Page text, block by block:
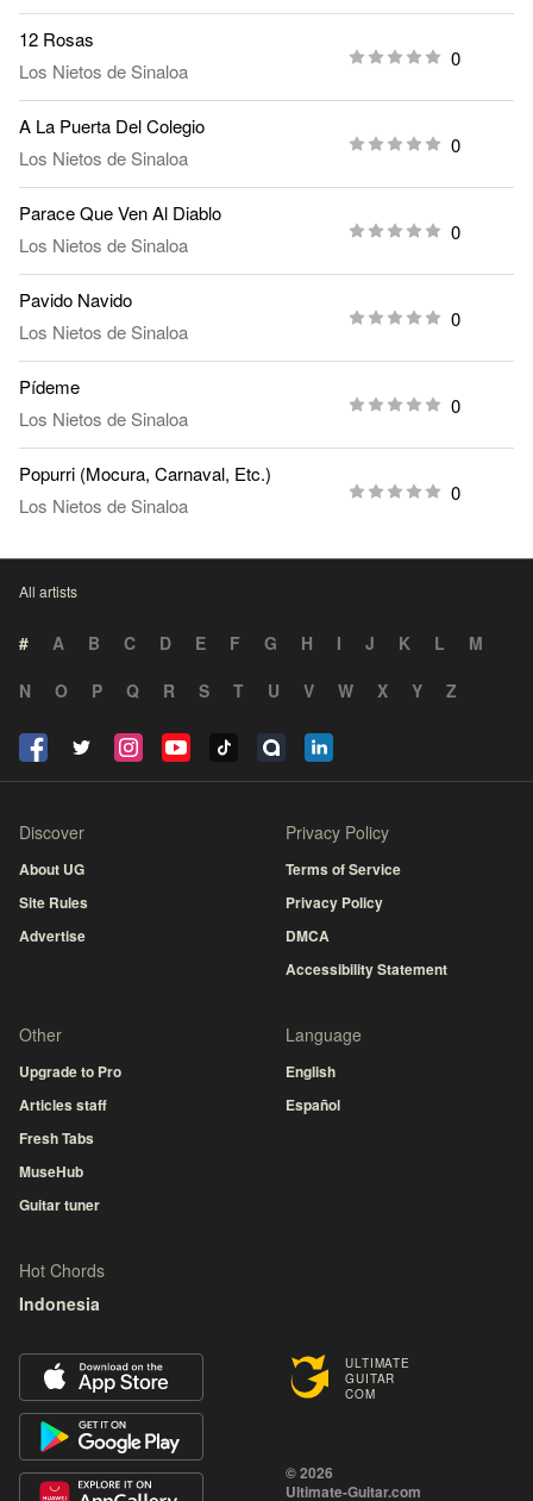
12 Rosas
Los Nietos de Sinaloa
0
A La Puerta Del Colegio
Los Nietos de Sinaloa
0
Parace Que Ven Al Diablo
Los Nietos de Sinaloa
0
Pavido Navido
Los Nietos de Sinaloa
0
Pídeme
Los Nietos de Sinaloa
0
Popurri (Mocura, Carnaval, Etc.)
Los Nietos de Sinaloa
0
All artists
# A B C D E F G H I J K L
M
N
O P Q R S T U V W X Y Z
ULTIMATE
GUITAR
COM
© 2026
Ultimate-Guitar.com
Discover
About UG
Site Rules
Advertise
Privacy Policy
Terms of Service
Privacy Policy
DMCA
Accessibility Statement
Other
Upgrade to Pro
Articles staff
Fresh Tabs
MuseHub
Guitar tuner
Language
English
Español
Hot Chords
Indonesia